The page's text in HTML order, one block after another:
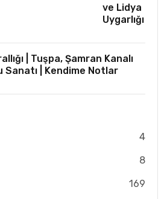
ve Lidya
Uygarlığı
| Tuşpa, Şamran Kanalı
Sanatı | Kendime Notlar
4
8
169